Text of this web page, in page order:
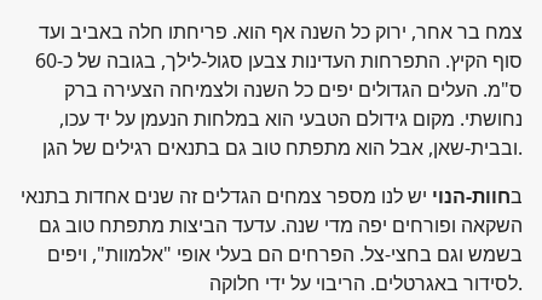
צמח בר אחר, ירוק כל השנה אף הוא. פריחתו חלה באביב ועד
סוף הקיץ. התפרחות העדינות צבען סגול-לילך, בגובה של כ-60
ס"מ. העלים הגדולים יפים כל השנה ולצמיחה הצעירה ברק
נחושתי. מקום גידולם הטבעי הוא במלחות הנעמן על יד עכו,
ובבית-שאן, אבל הוא מתפתח טוב גם בתנאים רגילים של הגן.
בחוות-הנוי יש לנו מספר צמחים הגדלים זה שנים אחדות בתנאי
השקאה ופורחים יפה מדי שנה. עדעד הביצות מתפתח טוב גם
בשמש וגם בחצי-צל. הפרחים הם בעלי אופי "אלמוות", ויפים
לסידור באגרטלים. הריבוי על ידי חלוקה.